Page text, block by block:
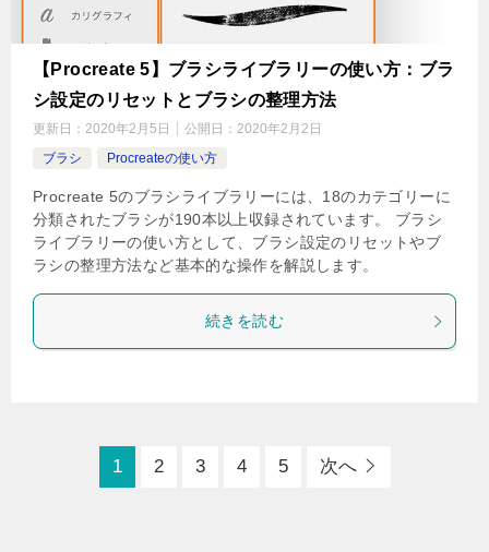
【Procreate 5】ブラシライブラリーの使い方：ブラ
シ設定のリセットとブラシの整理方法
更新日： 2020年2月5日 公開日： 2020年2月2日
ブラシ
Procreateの使い方
Procreate 5のブラシライブラリーには、18のカテゴリーに
分類されたブラシが190本以上収録されています。 ブラシ
ライブラリーの使い方として、ブラシ設定のリセットやブ
ラシの整理方法など基本的な操作を解説します。
続きを読む
1 2 3 4 5 次へ